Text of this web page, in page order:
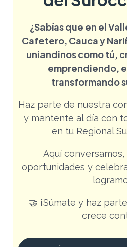
¿Sabías que en el
Cafetero, Cauca y
uniandinos como tú,
emprendiendo,
transformando
Haz parte de nuestra
y mantente al día con
en tu Regional
Aquí
oportunidades y
🤝 ¡Súmate y haz
crece